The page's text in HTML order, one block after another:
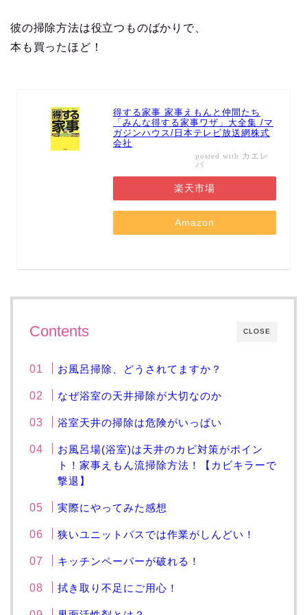
彼の掃除方法は役立つものばかりで、
本も買ったほど！
得する家事 家事えもんと仲間たち
「みんな得する家事ワザ」大全集 /マ
ガジンハウス/日本テレビ放送網株式
会社
posted with カエレ
バ
楽天市場
Amazon
CLOSE
Contents
お風呂掃除、どうされてますか？
なぜ浴室の天井掃除が大切なのか
浴室天井の掃除は危険がいっぱい
お風呂場(浴室)は天井のカビ対策がポイン
ト！家事えもん流掃除方法！【カビキラーで
撃退】
実際にやってみた感想
狭いユニットバスでは作業がしんどい！
キッチンペーパーが破れる！
拭き取り不足にご用心！